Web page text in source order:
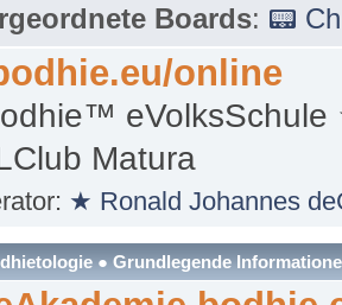
Boards: 📟
online
Matura
★ Ronald Johannes
● Grundlegende